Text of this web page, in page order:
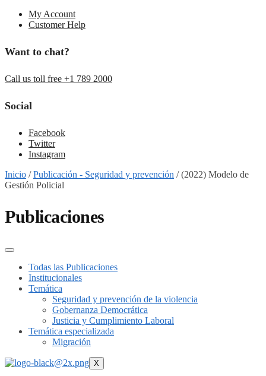
My Account
Customer Help
Want to chat?
Call us toll free +1 789 2000
Social
Facebook
Twitter
Instagram
Inicio /Publicación - Seguridad y prevención /(2022) Modelo de
Gestión Policial
Publicaciones
Todas las Publicaciones
Institucionales
Temática
Seguridad y prevención de la violencia
Gobernanza Democrática
Justicia y Cumplimiento Laboral
Temática especializada
Migración
X